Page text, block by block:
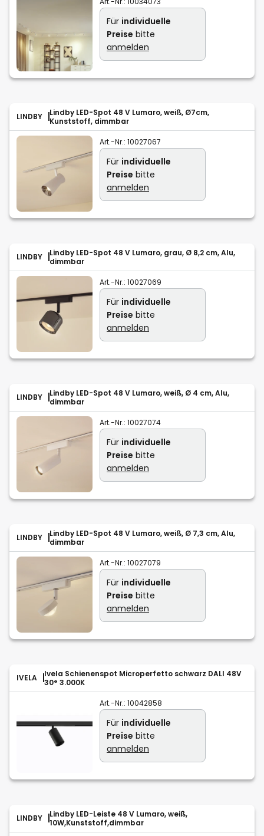
Für individuelle
Preise bitte
anmelden
LINDBY
Lindby LED-Spot 48 V Lumaro, weiß, Ø7cm,
Kunststoff, dimmbar
Art.-Nr.: 10027067
Für individuelle
Preise bitte
anmelden
LINDBY
Lindby LED-Spot 48 V Lumaro, grau, Ø 8,2 cm, Alu,
dimmbar
Art.-Nr.: 10027069
Für individuelle
Preise bitte
anmelden
LINDBY
Lindby LED-Spot 48 V Lumaro, weiß, Ø 4 cm, Alu,
dimmbar
Art.-Nr.: 10027074
Für individuelle
Preise bitte
anmelden
LINDBY
Lindby LED-Spot 48 V Lumaro, weiß, Ø 7,3 cm, Alu,
dimmbar
Art.-Nr.: 10027079
Für individuelle
Preise bitte
anmelden
IVELA
Ivela Schienenspot Microperfetto schwarz DALI 48V
30° 3.000K
Art.-Nr.: 10042858
Für individuelle
Preise bitte
anmelden
LINDBY
Lindby LED-Leiste 48 V Lumaro, weiß,
10W,Kunststoff,dimmbar